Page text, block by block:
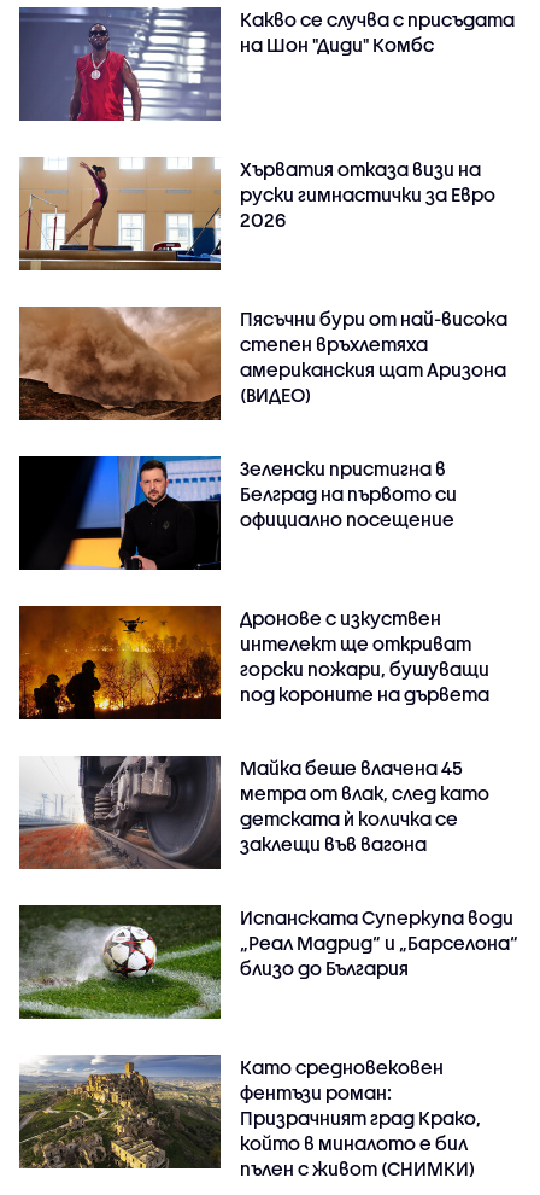
Какво се случва с присъдата
на Шон "Диди" Комбс
Хърватия отказа визи на
руски гимнастички за Евро
2026
Пясъчни бури от най-висока
степен връхлетяха
американския щат Аризона
(ВИДЕО)
Зеленски пристигна в
Белград на първото си
официално посещение
Дронове с изкуствен
интелект ще откриват
горски пожари, бушуващи
под короните на дървета
Майка беше влачена 45
метра от влак, след като
детската ѝ количка се
заклещи във вагона
Испанската Суперкупа води
„Реал Мадрид“ и „Барселона“
близо до България
Като средновековен
фентъзи роман:
Призрачният град Крако,
който в миналото е бил
пълен с живот (СНИМКИ)